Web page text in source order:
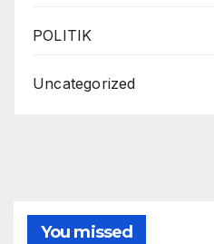
POLITIK
Uncategorized
You missed